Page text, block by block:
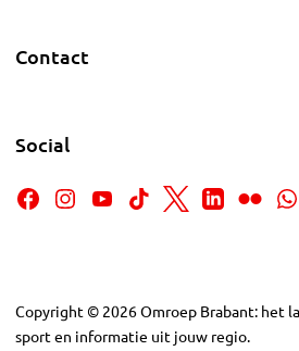
Contact
Social
Copyright © 2026Omroep Brabant: het
sport en informatie uit jouw regio.